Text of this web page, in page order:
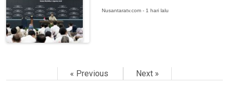
Nusantaratv.com - 1 hari lalu
« Previous Next »